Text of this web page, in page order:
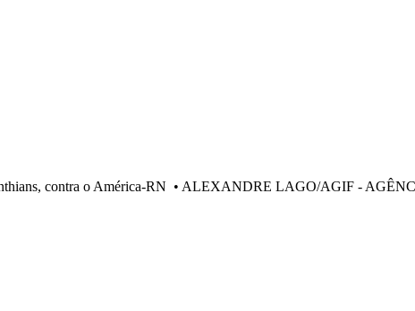
contra o América-RN • ALEXANDRE LAGO/AGIF -